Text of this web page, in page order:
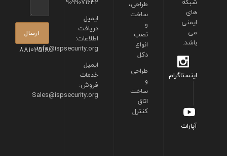
88102518
ایمیل
دریافت
اطلاعات:
info@ispsecurity.org
ایمیل
خدمات
فروش:
Sales@ispsecurity.org
طراحی،
ساخت
و
نصب
انواع
دکل
طراحی
و
ساخت
اتاق
کنترل
های
ایمنی
می
باشد.
اینستاگرام
آپارات